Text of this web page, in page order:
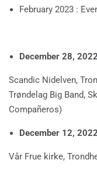
February 2023 :
December 28, 2022
Scandic Nidelven,
Trøndelag Big Band,
Compañeros)
December 12, 2022
Vår Frue kirke,